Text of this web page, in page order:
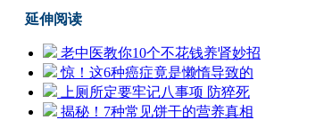
延伸阅读
老中医教你10个不花钱养肾妙招
惊！这6种癌症竟是懒惰导致的
上厕所定要牢记八事项 防猝死
揭秘！7种常见饼干的营养真相